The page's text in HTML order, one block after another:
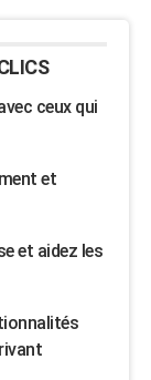
ceux qui
et
et aidez les